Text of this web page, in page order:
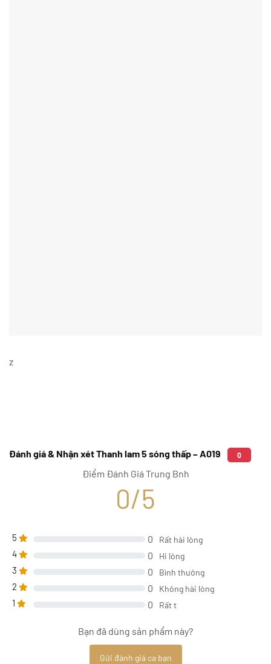
z
Đánh giá & Nhận xét Thanh lam 5 sóng thấp – A019 0
Điểm Đánh Giá Trung Bnh
0/5
5 0 Rất hài lòng
4 0 Hi lòng
3 0 Bình thường
2 0 Không hài lòng
1 0 Rất t
Bạn đã dùng sản phẩm này?
Gửi đánh giá ca bạn